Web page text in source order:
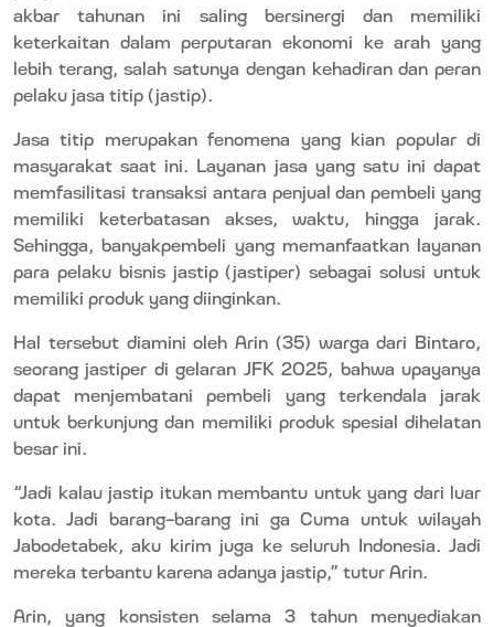
akbar tahunan ini saling bersinergi dan memiliki
keterkaitan dalam perputaran ekonomi ke arah yang
lebih terang, salah satunya dengan kehadiran dan peran
pelaku jasa titip (jastip).
Jasa titip merupakan fenomena yang kian popular di
masyarakat saat ini. Layanan jasa yang satu ini dapat
memfasilitasi transaksi antara penjual dan pembeli yang
memiliki keterbatasan akses, waktu, hingga jarak.
Sehingga, banyakpembeli yang memanfaatkan layanan
para pelaku bisnis jastip (jastiper) sebagai solusi untuk
memiliki produk yang diinginkan.
Hal tersebut diamini oleh Arin (35) warga dari Bintaro,
seorang jastiper di gelaran JFK 2025, bahwa upayanya
dapat menjembatani pembeli yang terkendala jarak
untuk berkunjung dan memiliki produk spesial dihelatan
besar ini.
“Jadi kalau jastip itukan membantu untuk yang dari luar
kota. Jadi barang-barang ini ga Cuma untuk wilayah
Jabodetabek, aku kirim juga ke seluruh Indonesia. Jadi
mereka terbantu karena adanya jastip,” tutur Arin.
Arin, yang konsisten selama 3 tahun menyediakan